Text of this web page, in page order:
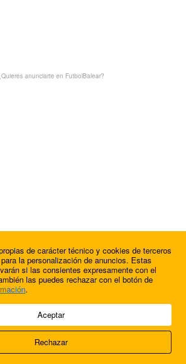
anunciarte en FutbolBalear?
anunciarte en FutbolBalear?
Corporativas IP, SL.
Acerca de nosotros
de carácter técnico y cookies de terceros
la personalización de anuncios. Estas
si las consientes expresamente con el
las puedes rechazar con el botón de
.
Aceptar
Rechazar